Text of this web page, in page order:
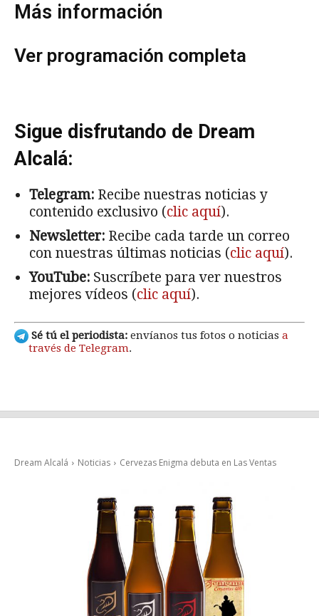
Más información
Ver programación completa
Sigue disfrutando de Dream
Alcalá:
Telegram: Recibe nuestras noticias y
contenido exclusivo (clic aquí).
Newsletter: Recibe cada tarde un correo
con nuestras últimas noticias (clic aquí).
YouTube: Suscríbete para ver nuestros
mejores vídeos (clic aquí).
Sé tú el periodista: envíanos tus fotos o noticias a
través de Telegram.